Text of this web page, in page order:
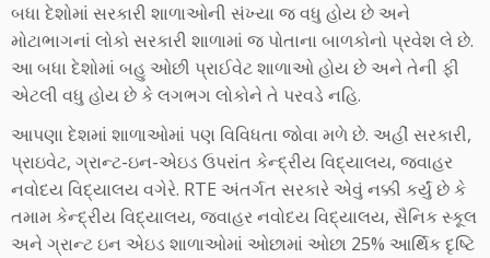
બધા દેશોમાં સરકારી શાળાઓની સંખ્યા જ વધુ હોય છે અને
મોટાભાગનાં લોકો સરકારી શાળામાં જ પોતાના બાળકોનો પ્રવેશ લે છે.
આ બધા દેશોમાં બહુ ઓછી પ્રાઈવેટ શાળાઓ હોય છે અને તેની ફી
એટલી વધુ હોય છે કે લગભગ લોકોને તે પરવડે નહિ.
આપણા દેશમાં શાળાઓમાં પણ વિવિધતા જોવા મળે છે. અહીં સરકારી,
પ્રાઇવેટ, ગ્રાન્ટ-ઇન-એઇડ ઉપરાંત કેન્દ્રીય વિદ્યાલય, જવાહર
નવોદય વિદ્યાલય વગેરે. RTE અંતર્ગત સરકારે એવું નક્કી કર્યું છે કે
તમામ કેન્દ્રીય વિદ્યાલય, જવાહર નવોદય વિદ્યાલય, સૈનિક સ્કૂલ
અને ગ્રાન્ટ ઇન એઇડ શાળાઓમાં ઓછામાં ઓછા 25% આર્થિક દૃષ્ટિ